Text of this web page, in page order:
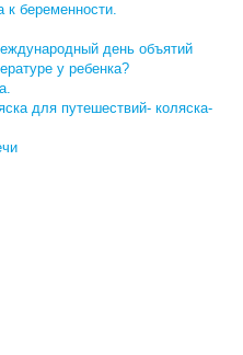
к беременности.
день объятий
у ребенка?
для путешествий- коляска-